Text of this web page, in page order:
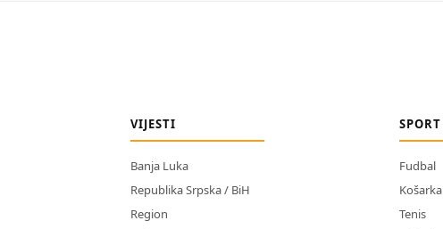
VIJESTI
Banja Luka
Republika Srpska / BiH
Region
SPORT
Fudbal
Košarka
Tenis